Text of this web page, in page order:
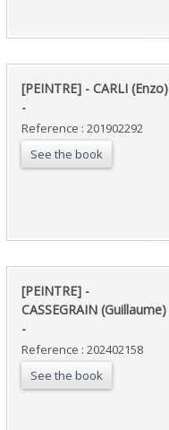
‎[PEINTRE] - CARLI (Enzo)
- ‎
Reference : 201902292
See the book
‎[PEINTRE] -
CASSEGRAIN (Guillaume)
- ‎
Reference : 202402158
See the book